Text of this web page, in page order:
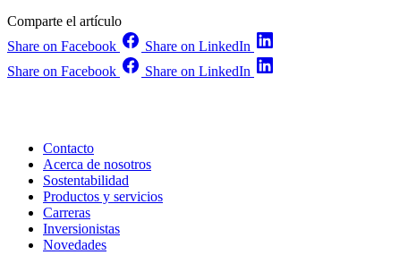
Comparte el artículo
Share on Facebook
Share on LinkedIn
Share on Facebook
Share on LinkedIn
Contacto
Acerca de nosotros
Sostentabilidad
Productos y servicios
Carreras
Inversionistas
Novedades